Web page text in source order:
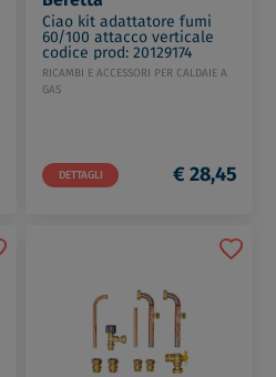
Ciao kit adattatore fumi
60/100 attacco verticale
codice prod: 20129174
RICAMBI E ACCESSORI PER CALDAIE A
GAS
DETTAGLI € 28,45